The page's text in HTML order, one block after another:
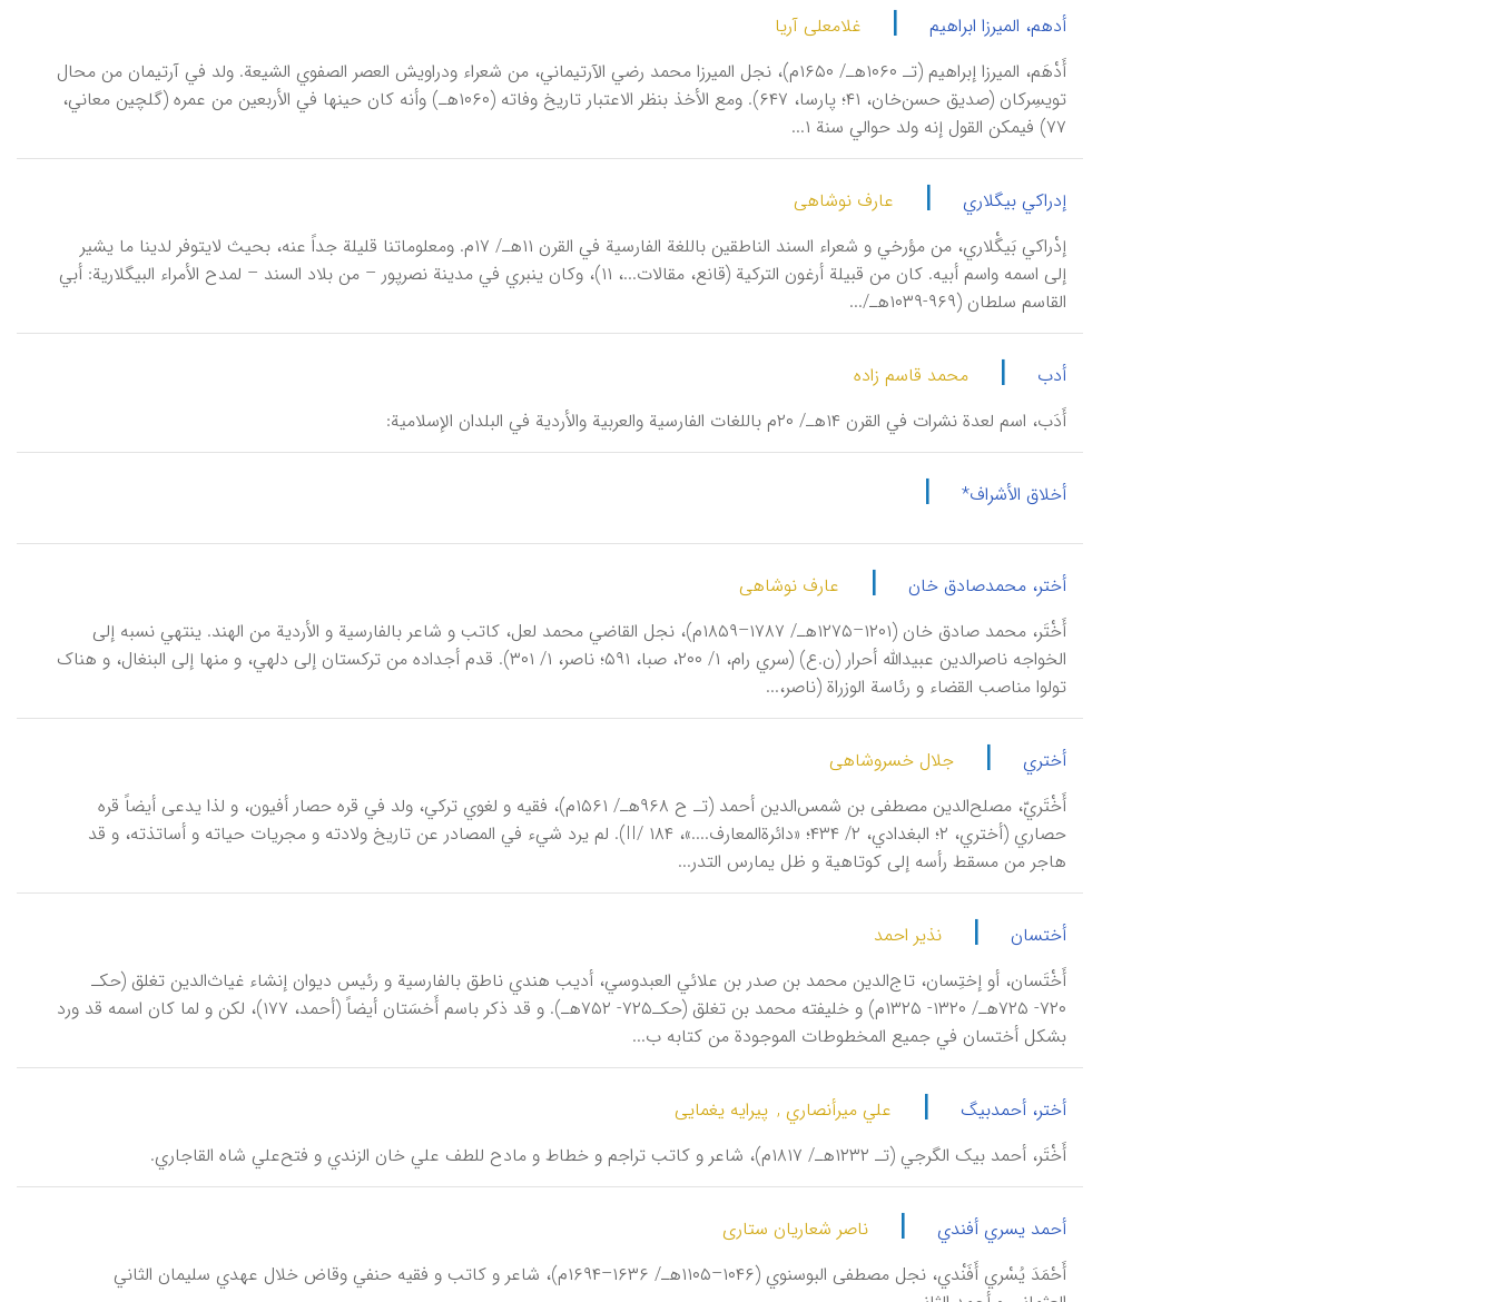
أدهم، المیرزا ابراهیم |
غلامعلی آریا
أَدْهَم، المیرزا إبراهیم (تـ ۱۰۶۰هـ/ ۱۶۵۰م)، نجل المیرزا محمد رضي الآرتیماني، من شعراء ودراویش العصر الصفوي الشیعة. ولد في آرتیمان من محال
تویسِرکان (صدیق حسن‌خان، ۴۱؛ پارسا، ۶۴۷). ومع الأخذ بنظر الاعتبار تاریخ وفاته (۱۰۶۰هـ) وأنه کان حینها في الأربعین من عمره (گلچین معاني،
۷۷) فیمکن القول إنه ولد حوالي سنة ۱...
إدراکي بیگلاري |
عارف نوشاهی
إدْراکي بَیگْلاري، من مؤرخي و شعراء السند الناطقین باللغة الفارسیة في القرن ۱۱هـ/ ۱۷م. ومعلوماتنا قلیلة جداً عنه، بحیث لایتوفر لدینا ما یشیر
إلی اسمه واسم أبیه. کان من قبیلة أرغون الترکیة (قانع، مقالات...، ۱۱)، وکان ینبري في مدینة نصرپور – من بلاد السند – لمدح الأمراء البیگلاریة: أبي
القاسم سلطان (۹۶۹-۱۰۳۹هـ/...
أدب |
محمد قاسم زاده
أَدَب، اسم لعدة نشرات في القرن ۱۴هـ/ ۲۰م باللغات الفارسیة والعربیة والأردیة في البلدان الإسلامیة:
أخلاق الأشراف* |
أختر، محمدصادق خان |
عارف نوشاهی
أَخْتَر، محمد صادق خان (۱۲۰۱–۱۲۷۵هـ/ ۱۷۸۷–۱۸۵۹م)، نجل القاضي محمد لعل، کاتب و شاعر بالفارسیة و الأردیة من الهند. ینتهي نسبه إلی
الخواجه ناصرالدین عبیدالله أحرار (ن.ع) (سري رام، ۱/ ۲۰۰، صبا، ۵۹۱؛ ناصر، ۱/ ۳۰۱). قدم أجداده من ترکستان إلی دلهي، و منها إلی البنغال، و هناک
تولوا مناصب القضاء و رئاسة الوزراة (ناصر،...
أختري |
جلال خسروشاهی
أَخْتَريّ، مصلح‌الدین مصطفی بن شمس‌الدین أحمد (تـ ح ۹۶۸هـ/ ۱۵۶۱م)، فقیه و لغوي ترکي، ولد في قره حصار أفیون، و لذا یدعی أیضاً قره
حصاري (أختري، ۲؛ البغدادي، ۲/ ۴۳۴؛ «دائرة‌المعارف....»، II/ ۱۸۴). لم یرد شيء في المصادر عن تاریخ ولادته و مجریات حیاته و أساتذته، و قد
هاجر من مسقط رأسه إلی کوتاهیة و ظل یمارس التدر...
أختسان |
نذیر احمد
أَخْتَسان، أو إختِسان، تاج‌الدین محمد بن صدر بن علائي العبدوسي، أدیب هندي ناطق بالفارسیة و رئیس دیوان إنشاء غیاث‌الدین تغلق (حکـ
۷۲۰- ۷۲۵هـ/ ۱۳۲۰- ۱۳۲۵م) و خلیفته محمد بن تغلق (حکـ۷۲۵- ۷۵۲هـ). و قد ذکر باسم أَخسَتان أیضاً (أحمد، ۱۷۷)، لکن و لما کان اسمه قد ورد
بشکل أختسان في جمیع المخطوطات الموجودة من کتابه ب...
أختر، أحمدبیگ | علي میرأنصاري , پیرایه یغمایی
أَخْتَر، أحمد بیک الگرجي (تـ ۱۲۳۲هـ/ ۱۸۱۷م)، شاعر و کاتب تراجم و خطاط و مادح للطف علي خان الزندي و فتح‌علي شاه القاجاري.
أحمد یسري أفندي |
ناصر شعاریان ستاری
أَحْمَدَ یُسْري أَفَنْدي، نجل مصطفی البوسنوي (۱۰۴۶–۱۱۰۵هـ/ ۱۶۳۶–۱۶۹۴م)، شاعر و کاتب و فقیه حنفي وقاض خلال عهدي سلیمان الثاني